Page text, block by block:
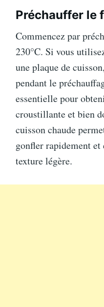
Préchauffer le
Commencez par
230°C. Si vous
une plaque de
pendant le
essentielle pour
croustillante et bien
cuisson chaude
gonfler rapidement et
texture légère.